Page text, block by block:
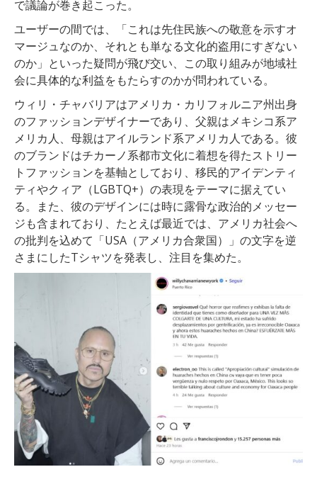
で議論が巻き起こった。
ユーザーの間では、「これは先住民族への敬意を示すオ
マージュなのか、それとも単なる文化的盗用にすぎない
のか」といった疑問が飛び交い、この取り組みが地域社
会に具体的な利益をもたらすのかが問われている。
ウィリ・チャバリアはアメリカ・カリフォルニア州出身
のファッションデザイナーであり、父親はメキシコ系ア
メリカ人、母親はアイルランド系アメリカ人である。彼
のブランドはチカーノ系都市文化に着想を得たストリー
トファッションを基軸としており、移民的アイデンティ
ティやクィア（LGBTQ+）の表現をテーマに据えてい
る。また、彼のデザインには時に露骨な政治的メッセー
ジも含まれており、たとえば最近では、アメリカ社会へ
の批判を込めて「USA（アメリカ合衆国）」の文字を逆
さまにしたTシャツを発表し、注目を集めた。